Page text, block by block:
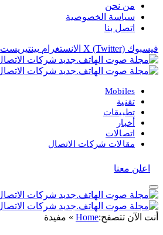
من نحن
سياسة الخصوصية
اتصل بنا
فيسبوك X (Twitter) الانستغرام بينتيريست
Mobiles
تقنية
تطبيقات
أخبار
اتصالات
مقالات شركات الاتصال
اعلن معنا
أنت الآن تتصفح:Home
» مفيدة